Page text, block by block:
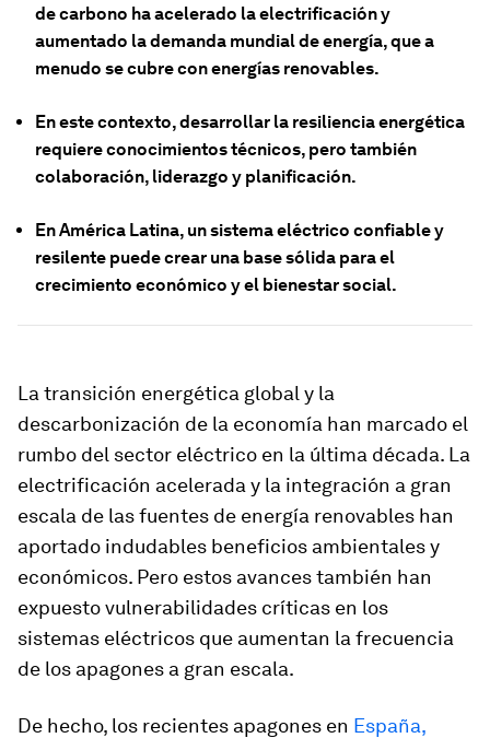
de carbono ha acelerado la electrificación y
aumentado la demanda mundial de energía, que a
menudo se cubre con energías renovables.
En este contexto, desarrollar la resiliencia energética
requiere conocimientos técnicos, pero también
colaboración, liderazgo y planificación.
En América Latina, un sistema eléctrico confiable y
resilente puede crear una base sólida para el
crecimiento económico y el bienestar social.
La transición energética global y la
descarbonización de la economía han marcado el
rumbo del sector eléctrico en la última década. La
electrificación acelerada y la integración a gran
escala de las fuentes de energía renovables han
aportado indudables beneficios ambientales y
económicos. Pero estos avances también han
expuesto vulnerabilidades críticas en los
sistemas eléctricos que aumentan la frecuencia
de los apagones a gran escala.
De hecho, los recientes apagones en España,